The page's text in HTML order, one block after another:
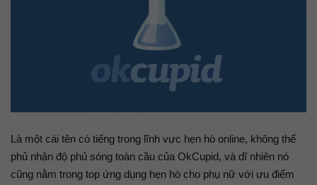
Là một cái tên có tiếng trong lĩnh vực hẹn hò online, không thể
phủ nhận độ phủ sóng toàn cầu của OkCupid, và dĩ nhiên nó
cũng nằm trong top ứng dụng hẹn hò cho phụ nữ với ưu điểm